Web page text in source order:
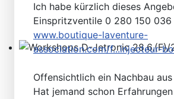
Ich habe kürzlich dieses
Einspritzventile 0 280 150 036
www.boutique-laventure-
association.com/f...injecteur-
Offensichtlich ein Nachbau aus
Hat jemand schon